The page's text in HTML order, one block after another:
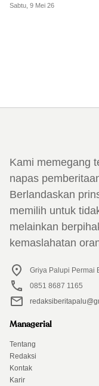
Sabtu, 9 Mei 26
Kami memegang
napas
Berlandaskan
memilih untuk
melainkan
kemaslahatan
Griya Palupi Permai
0851 8687 1165
Managerial
Tentang
Redaksi
Kontak
Karir